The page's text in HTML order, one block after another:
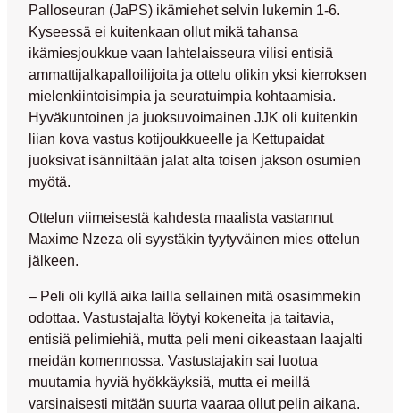
Palloseuran (JaPS) ikämiehet selvin lukemin 1-6.
Kyseessä ei kuitenkaan ollut mikä tahansa
ikämiesjoukkue vaan lahtelaisseura vilisi entisiä
ammattijalkapalloilijoita ja ottelu olikin yksi kierroksen
mielenkiintoisimpia ja seuratuimpia kohtaamisia.
Hyväkuntoinen ja juoksuvoimainen JJK oli kuitenkin
liian kova vastus kotijoukkueelle ja Kettupaidat
juoksivat isänniltään jalat alta toisen jakson osumien
myötä.
Ottelun viimeisestä kahdesta maalista vastannut
Maxime Nzeza oli syystäkin tyytyväinen mies ottelun
jälkeen.
– Peli oli kyllä aika lailla sellainen mitä osasimmekin
odottaa. Vastustajalta löytyi kokeneita ja taitavia,
entisiä pelimiehiä, mutta peli meni oikeastaan laajalti
meidän komennossa. Vastustajakin sai luotua
muutamia hyviä hyökkäyksiä, mutta ei meillä
varsinaisesti mitään suurta vaaraa ollut pelin aikana.